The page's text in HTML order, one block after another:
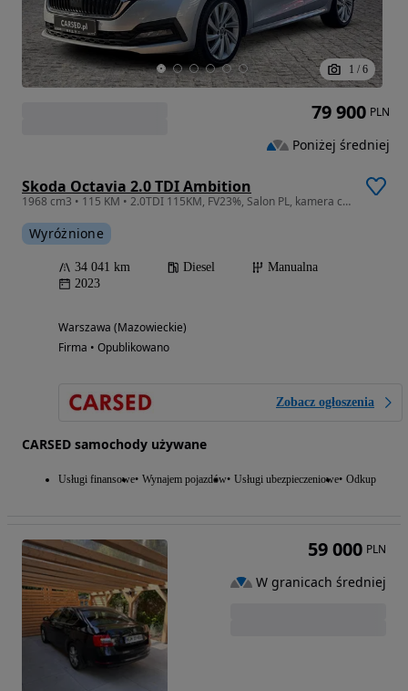
1 / 6
Skoda Octavia 2.0 TDI Ambition
1968 cm3 • 115 KM • 2.0TDI 115KM, FV23%, Salon PL, kamera cofania
Wyróżnione
34 041 km Diesel
Manualna
2023
Warszawa (Mazowieckie)
Firma • Opublikowano
Zobacz ogłoszenia
CARSED samochody używane
Usługi finansowe Wynajem pojazdów Usługi ubezpieczeniowe Odkup
79 900 PLN
Poniżej średniej
59 000 PLN
W granicach średniej